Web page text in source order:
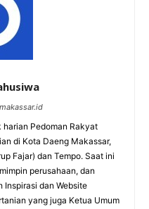
Pedoman Rakyat
di Kota Daeng Makassar,
Fajar) dan Tempo. Saat ini
perusahaan, dan
Inspirasi dan Website
yang juga Ketua Umum